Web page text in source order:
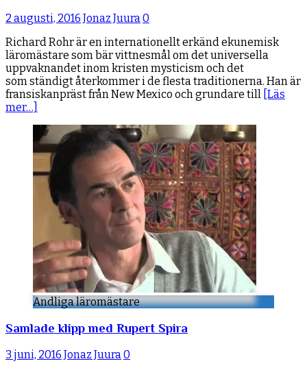
2 augusti, 2016 Jonaz Juura 0
Richard Rohr är en internationellt erkänd ekunemisk
läromästare som bär vittnesmål om det universella
uppvaknandet inom kristen mysticism och det
som ständigt återkommer i de flesta traditionerna. Han är
fransiskanpräst från New Mexico och grundare till
[Läs
mer…]
Andliga läromästare
Samlade klipp med Rupert Spira
3 juni, 2016 Jonaz Juura0